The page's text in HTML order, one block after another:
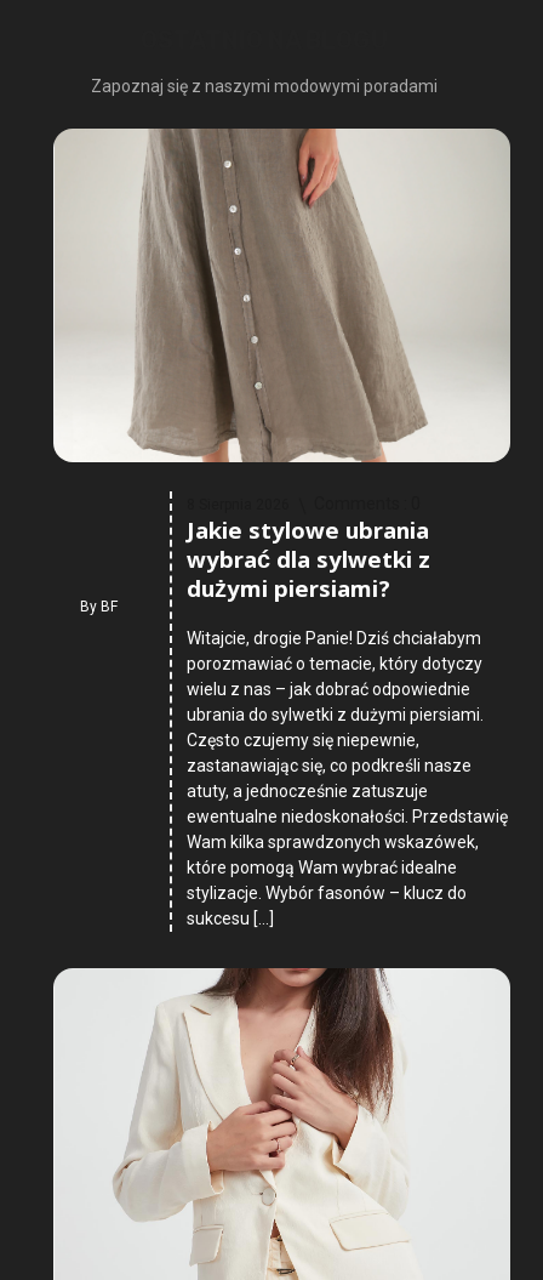
Zapoznaj się z naszymi modowymi poradami
ByBF
Jakie stylowe ubrania
wybrać dla sylwetki z
dużymi piersiami?
Witajcie, drogie Panie! Dziś chciałabym
porozmawiać o temacie, który dotyczy
wielu z nas – jak dobrać odpowiednie
ubrania do sylwetki z dużymi piersiami.
Często czujemy się niepewnie,
zastanawiając się, co podkreśli nasze
atuty, a jednocześnie zatuszuje
ewentualne niedoskonałości. Przedstawię
Wam kilka sprawdzonych wskazówek,
które pomogą Wam wybrać idealne
stylizacje. Wybór fasonów – klucz do
sukcesu […]